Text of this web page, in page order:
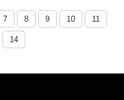
แพทย์เฉพาะทาง ยกระดับ
การรักษาโรคกระดูกสันหลัง
และข้อสู่มาตรฐานระดับ
ประเทศ เพื่อประชาชนใน
จังหวัดใกล้เคียง
7 8 9 10 11
14